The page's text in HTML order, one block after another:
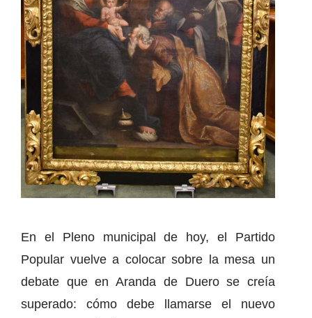
En el Pleno municipal de hoy, el Partido
Popular vuelve a colocar sobre la mesa un
debate que en Aranda de Duero se creía
superado: cómo debe llamarse el nuevo